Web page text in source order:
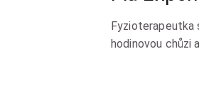
Fyzioterapeutka
hodinovou chůzi